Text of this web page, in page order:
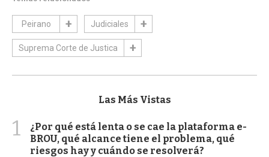
Peirano Judiciales
Suprema Corte de Justica
Las Más Vistas
1
¿Por qué está lenta o se cae la plataforma e-
BROU, qué alcance tiene el problema, qué
riesgos hay y cuándo se resolverá?